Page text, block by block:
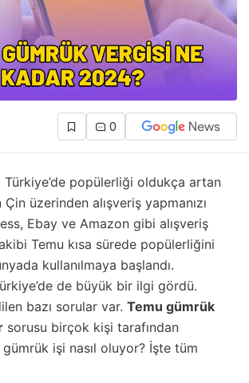
0
Türkiye’de popülerliği oldukça artan
üzerinden alışveriş yapmanızı
Ebay ve Amazon gibi alışveriş
Temu kısa sürede popülerliğini
kullanılmaya başlandı.
de büyük bir ilgi gördü.
bazı sorular var. Temu gümrük
sorusu birçok kişi tarafından
işi nasıl oluyor? İşte tüm